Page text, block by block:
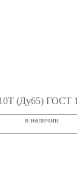
(Ду65) ГОСТ
в наличии